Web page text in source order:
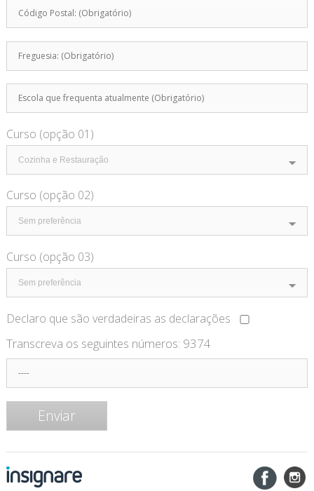
Curso (opção 01)
Curso (opção 02)
Curso (opção 03)
Declaro que são verdadeiras as declarações
Transcreva os seguintes números: 9374